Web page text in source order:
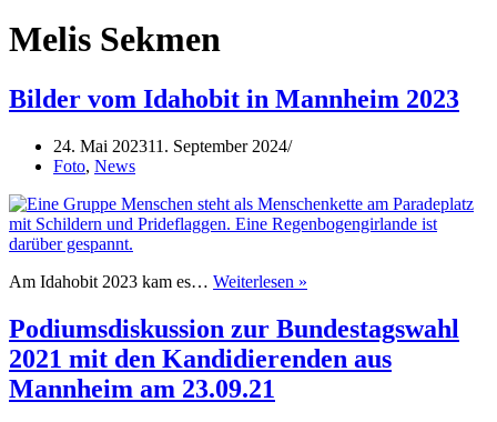
Melis Sekmen
Bilder vom Idahobit in Mannheim 2023
24. Mai 202311. September 2024
Foto, News
Am Idahobit 2023 kam es… Weiterlesen »
Idahobit
in
Mannheim
Podiumsdiskussion zur Bundestagswahl
2021 mit den Kandidierenden aus
Mannheim am 23.09.21